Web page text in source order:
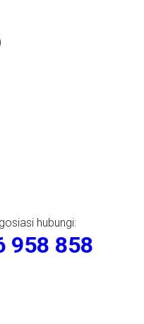
hubungi:
958 858